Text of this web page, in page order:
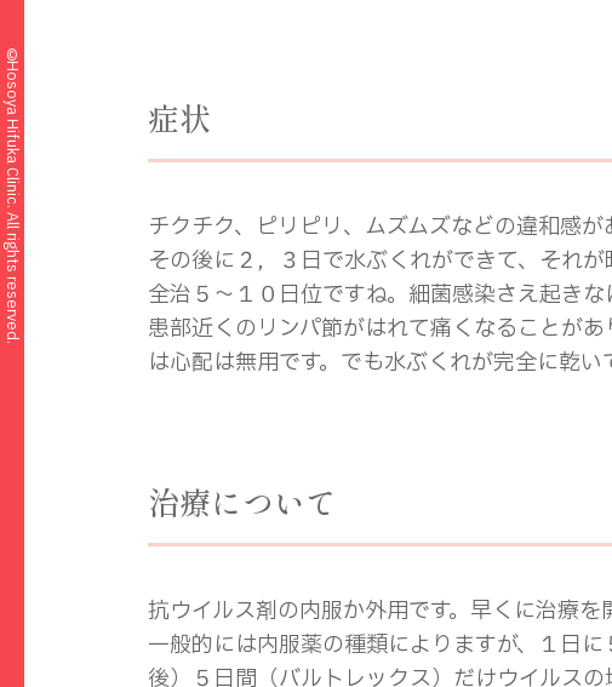
症状
チクチク、ピリピリ、ムズムズなどの違和感が
その後に２，３日で水ぶくれができて、それ
全治５～１０日位ですね。細菌感染さえ起き
患部近くのリンパ節がはれて痛くなることが
は心配は無用です。 でも水ぶくれが完全に乾い
治療について
抗ウイルス剤の内服か外用です。早くに治療を
一般的には内服薬の種類によりますが、１日
後）５日間（バルトレックス）だけウイルス
©Hosoya Hifuka Clinic. All rights reserved.